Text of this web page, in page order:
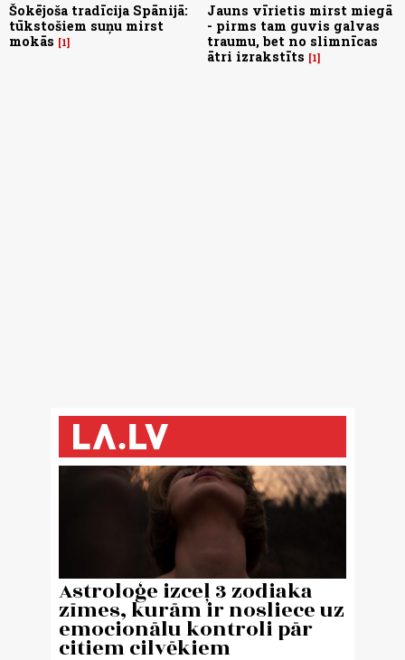
Šokējoša tradīcija Spānijā:
tūkstošiem suņu mirst
mokās
1
Jauns vīrietis mirst miegā
- pirms tam guvis galvas
traumu, bet no slimnīcas
ātri izrakstīts
1